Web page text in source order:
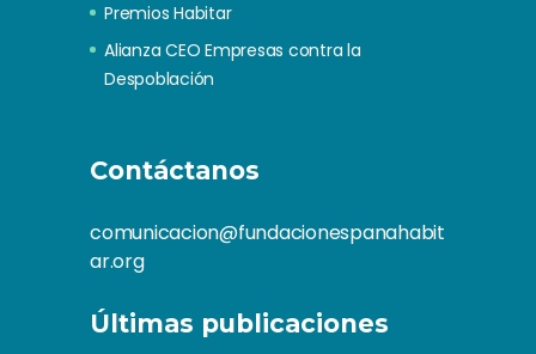
Premios Habitar
Alianza CEO Empresas contra la
Despoblación
Contáctanos
comunicacion@fundacionespanahabit
ar.org
Últimas publicaciones